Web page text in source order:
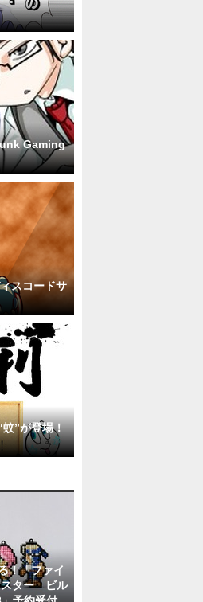
Gaming
スコードサ
”が登場！
！「ファイ
スター ビル